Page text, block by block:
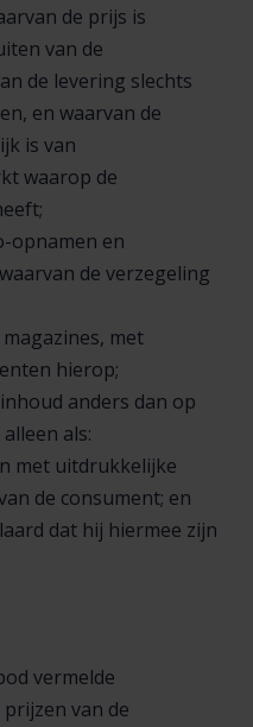
de prijs is
van de
de levering slechts
en waarvan de
is van
waarop de
opnamen en
de verzegeling
met
hierop;
anders dan op
als:
met uitdrukkelijke
de consument; en
dat hij hiermee zijn
vermelde
van de